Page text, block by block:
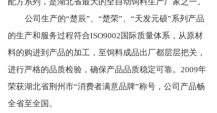
公司生产的“楚辰”、“楚荣”、“天发元硕”系列产品
的生产和服务过程符合ISO9002国际质量体系，从原材
料的购进到产品的加工，至饲料成品出厂都层层把关，
进行严格的品质检验，确保产品品质稳定可靠。2009年
荣获湖北省荆州市“消费者满意品牌”称号，公司产品畅
全省至全国。